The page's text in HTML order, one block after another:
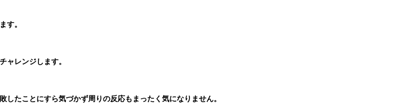
す。
ャレンジします。
たことにすら気づかず周りの反応もまったく気になりません。